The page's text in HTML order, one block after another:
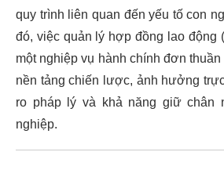
quy trình liên quan đến yếu tố con
đó, việc quản lý hợp đồng lao động
một nghiệp vụ hành chính đơn
nền tảng chiến lược, ảnh hưởng
ro pháp lý và khả năng giữ chân
nghiệp.